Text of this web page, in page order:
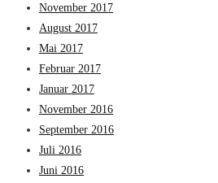
November 2017
August 2017
Mai 2017
Februar 2017
Januar 2017
November 2016
September 2016
Juli 2016
Juni 2016